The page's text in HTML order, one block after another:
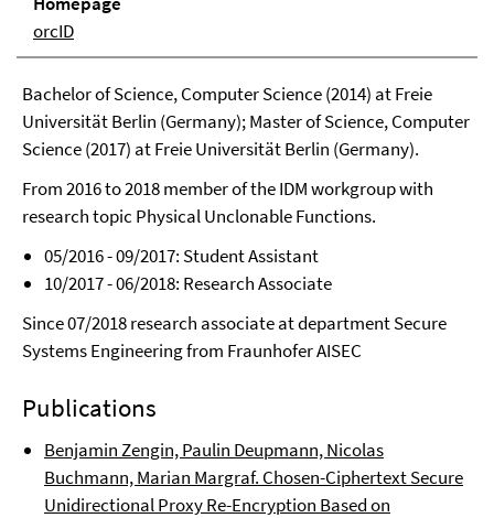
orcID
Bachelor of Science, Computer Science (2014) at Freie
Universität Berlin (Germany); Master of Science, Computer
Science (2017) at Freie Universität Berlin (Germany).
From 2016 to 2018 member of the IDM workgroup with
research topic Physical Unclonable Functions.
05/2016 - 09/2017: Student Assistant
10/2017 - 06/2018: Research Associate
Since 07/2018 research associate at department Secure
Systems Engineering from Fraunhofer AISEC
Publications
Benjamin Zengin, Paulin Deupmann, Nicolas
Buchmann, Marian Margraf. Chosen-Ciphertext Secure
Unidirectional Proxy Re-Encryption Based on